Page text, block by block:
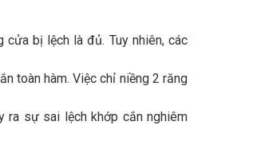
bị lệch là đủ. Tuy nhiên, các
toàn hàm. Việc chỉ niềng 2 răng
ra sự sai lệch khớp cắn nghiêm